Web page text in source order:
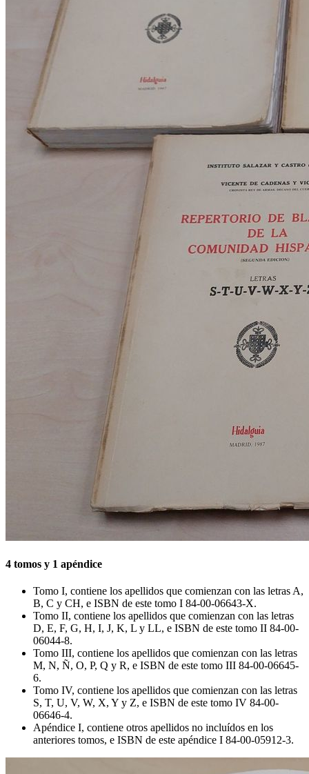
4 tomos y 1 apéndice
Tomo I, contiene los apellidos que comienzan con las letras A,
B, C y CH, e ISBN de este tomo I 84-00-06643-X.
Tomo II, contiene los apellidos que comienzan con las letras
D, E, F, G, H, I, J, K, L y LL, e ISBN de este tomo II 84-00-
06044-8.
Tomo III, contiene los apellidos que comienzan con las letras
M, N, Ñ, O, P, Q y R, e ISBN de este tomo III 84-00-06645-
6.
Tomo IV, contiene los apellidos que comienzan con las letras
S, T, U, V, W, X, Y y Z, e ISBN de este tomo IV 84-00-
06646-4.
Apéndice I, contiene otros apellidos no incluídos en los
anteriores tomos, e ISBN de este apéndice I 84-00-05912-3.